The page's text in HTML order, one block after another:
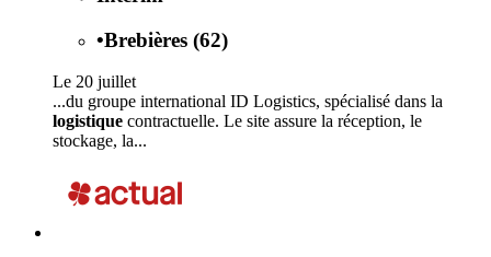
•Brebières (62)
Le 20 juillet
...du groupe international ID Logistics, spécialisé dans la
logistique contractuelle. Le site assure la réception, le
stockage, la...